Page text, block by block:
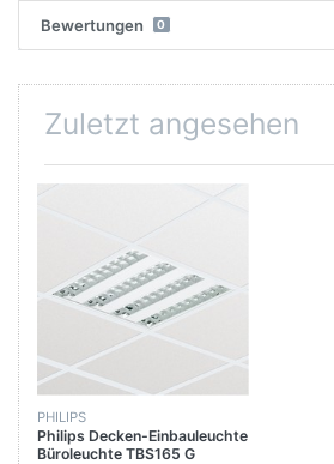
Bewertungen 0
Zuletzt angesehen
PHILIPS
Philips Decken-Einbauleuchte
Büroleuchte TBS165 G